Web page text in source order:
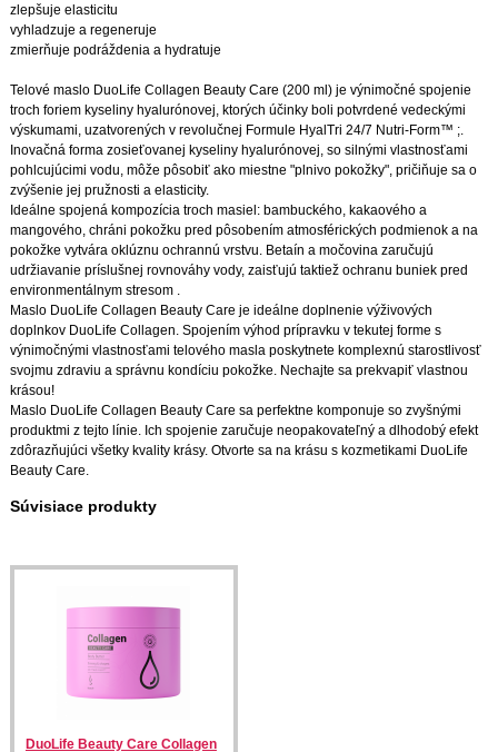
zlepšuje elasticitu
vyhladzuje a regeneruje
zmierňuje podráždenia a hydratuje
Telové maslo DuoLife Collagen Beauty Care (200 ml) je výnimočné spojenie
troch foriem kyseliny hyalurónovej, ktorých účinky boli potvrdené vedeckými
výskumami, uzatvorených v revolučnej Formule HyalTri 24/7 Nutri-Form™ ;.
Inovačná forma zosieťovanej kyseliny hyalurónovej, so silnými vlastnosťami
pohlcujúcimi vodu, môže pôsobiť ako miestne "plnivo pokožky", pričiňuje sa o
zvýšenie jej pružnosti a elasticity.
Ideálne spojená kompozícia troch masiel: bambuckého, kakaového a
mangového, chráni pokožku pred pôsobením atmosférických podmienok a na
pokožke vytvára oklúznu ochrannú vrstvu. Betaín a močovina zaručujú
udržiavanie príslušnej rovnováhy vody, zaisťujú taktiež ochranu buniek pred
environmentálnym stresom .
Maslo DuoLife Collagen Beauty Care je ideálne doplnenie výživových
doplnkov DuoLife Collagen. Spojením výhod prípravku v tekutej forme s
výnimočnými vlastnosťami telového masla poskytnete komplexnú starostlivosť
svojmu zdraviu a správnu kondíciu pokožke. Nechajte sa prekvapiť vlastnou
krásou!
Maslo DuoLife Collagen Beauty Care sa perfektne komponuje so zvyšnými
produktmi z tejto línie. Ich spojenie zaručuje neopakovateľný a dlhodobý efekt
zdôrazňujúci všetky kvality krásy. Otvorte sa na krásu s kozmetikami DuoLife
Beauty Care.
Súvisiace produkty
DuoLife Beauty Care Collagen